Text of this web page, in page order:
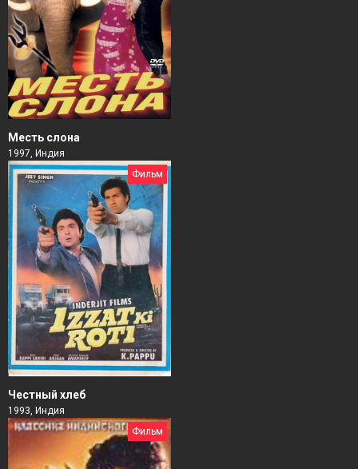
Месть слона
1997, Индия
Фильм
Честный хлеб
1993, Индия
Фильм